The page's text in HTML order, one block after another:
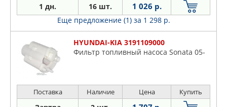
1 дн. 16 шт. 1 026 р.
Еще предложение (1) за 1 298 р.
HYUNDAI-KIA 3191109000
Фильтр топливный насоса Sonata 05-
Поставка Наличие Цена Купить